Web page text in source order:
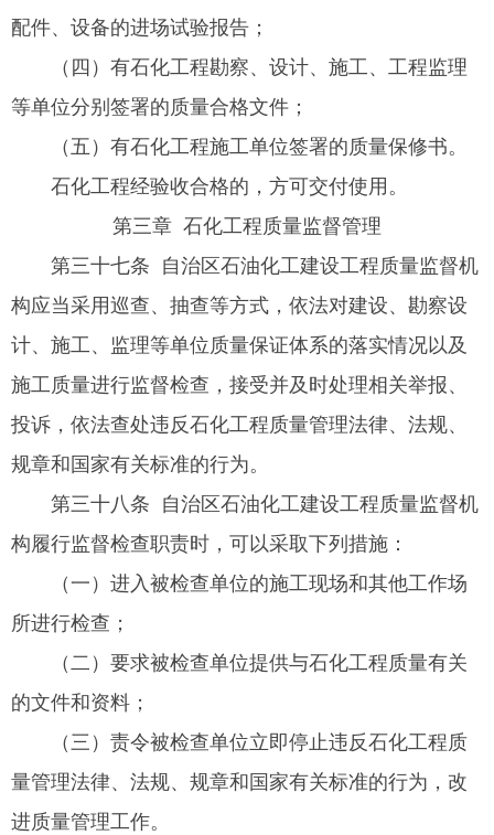
配件、设备的进场试验报告；
（四）有石化工程勘察、设计、施工、工程监理
等单位分别签署的质量合格文件；
（五）有石化工程施工单位签署的质量保修书。
石化工程经验收合格的，方可交付使用。
第三章 石化工程质量监督管理
第三十七条 自治区石油化工建设工程质量监督机
构应当采用巡查、抽查等方式，依法对建设、勘察设
计、施工、监理等单位质量保证体系的落实情况以及
施工质量进行监督检查，接受并及时处理相关举报、
投诉，依法查处违反石化工程质量管理法律、法规、
规章和国家有关标准的行为。
第三十八条 自治区石油化工建设工程质量监督机
构履行监督检查职责时，可以采取下列措施：
（一）进入被检查单位的施工现场和其他工作场
所进行检查；
（二）要求被检查单位提供与石化工程质量有关
的文件和资料；
（三）责令被检查单位立即停止违反石化工程质
量管理法律、法规、规章和国家有关标准的行为，改
进质量管理工作。